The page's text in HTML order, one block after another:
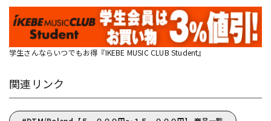
学生さんならいつでもお得『IKEBE MUSIC CLUB Student』
関連リンク